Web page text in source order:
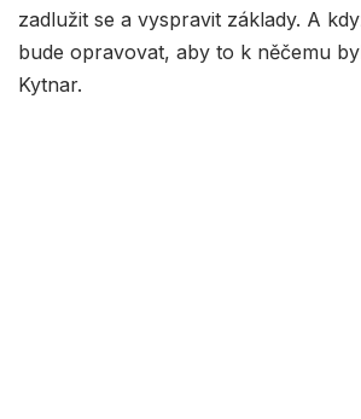
zadlužit se a vyspravit základy. A
bude opravovat, aby to k něčemu
Kytnar.